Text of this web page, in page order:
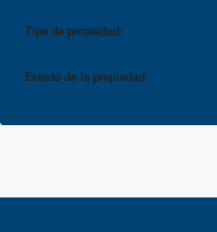
Tipo de propiedad:
Estado de la propiedad: